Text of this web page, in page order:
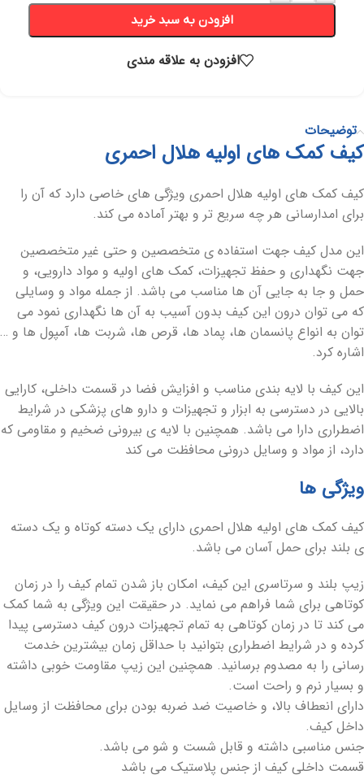
افزودن به سبد خرید
افزودن به علاقه مندی
توضیحات
کیف کمک های اولیه هلال احمری
کیف کمک های اولیه هلال احمری ویژگی های خاصی دارد که آن را
برای امدارسانی هر چه سریع تر و بهتر آماده می کند.
این مدل کیف جهت استفاده ی متخصصین و حتی غیر متخصصین
جهت نگهداری و حفظ تجهیزات، کمک های اولیه و مواد دارویی، و
حمل و جا به جایی آن ها مناسب می باشد. از جمله مواد و وسایلی
که می توان درون این کیف بدون آسیب به آن ها نگهداری نمود می
توان به انواع پانسمان ها، پماد ها، قرص ها، شربت ها، آمپول ها و …
اشاره کرد.
این کیف با لایه بندی مناسب و افزایش فضا در قسمت داخلی، کارایی
بالایی در دسترسی به ابزار و تجهیزات و دارو های پزشکی در شرایط
اضطراری دارا می باشد. همچنین با لایه ی بیرونی ضخیم و مقاومی که
دارد، از مواد و وسایل درونی محافظت می کند
ویژگی ها
کیف کمک های اولیه هلال احمری دارای یک دسته کوتاه و یک دسته
ی بلند برای حمل آسان می باشد.
زیپ بلند و سرتاسری این کیف، امکان باز شدن تمام کیف را در زمان
کوتاهی برای شما فراهم می نماید. در حقیقت این ویژگی به شما کمک
می کند تا در زمان کوتاهی به تمام تجهیزات درون کیف دسترسی پیدا
کرده و در شرایط اضطراری بتوانید با حداقل زمان بیشترین خدمت
رسانی را به مصدوم برسانید. همچنین این زیپ مقاومت خوبی داشته
و بسیار نرم و راحت است.
دارای انعطاف بالا، و خاصیت ضد ضربه بودن برای محافظت از وسایل
داخل کیف.
جنس مناسبی داشته و قابل شست و شو می باشد.
قسمت داخلی کیف از جنس پلاستیک می باشد